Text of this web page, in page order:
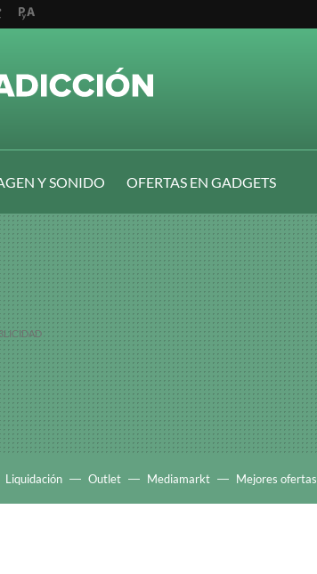
Y SONIDO
OFERTAS EN GADGETS
Liquidación Outlet Mediamarkt Mejores ofertas